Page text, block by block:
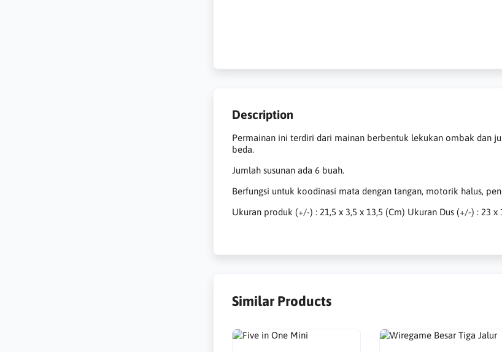
Description
Permainan ini terdiri dari mainan berbentuk lekukan ombak dan
beda.
Jumlah susunan ada 6 buah.
Berfungsi untuk koodinasi mata dengan tangan, motorik halus,
Ukuran produk (+/-) : 21,5 x 3,5 x 13,5 (Cm) Ukuran Dus (+/-) : 23 x
Similar Products